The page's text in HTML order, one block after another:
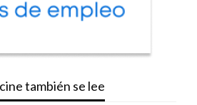
también se lee